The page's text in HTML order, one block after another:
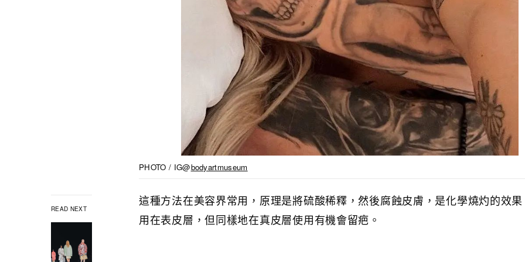
READ NEXT
PHOTO / IG@bodyartmuseum
這種方法在美容界常用，原理是將硫酸稀釋，然後腐蝕皮膚，是化學燒灼的效
用在表皮層，但同樣地在真皮層使用有機會留疤。